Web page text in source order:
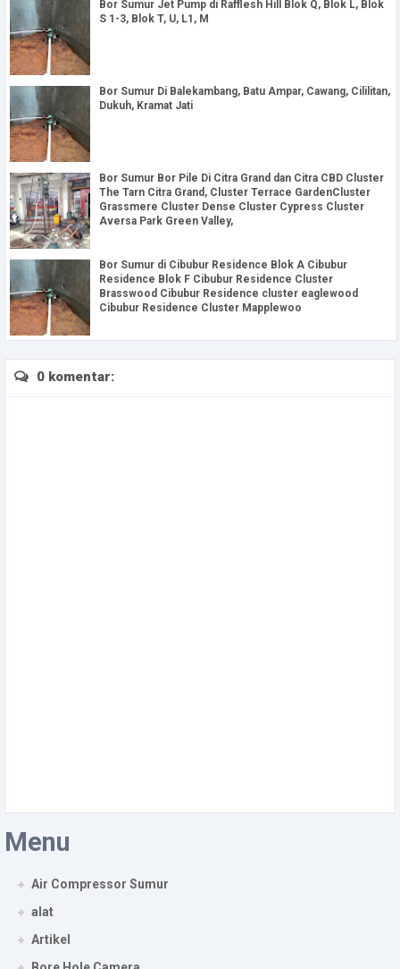
Bor Sumur Jet Pump di Rafflesh Hill Blok Q, Blok L, Blok
S 1-3, Blok T, U, L1, M
Bor Sumur Di Balekambang, Batu Ampar, Cawang, Cililitan,
Dukuh, Kramat Jati
Bor Sumur Bor Pile Di Citra Grand dan Citra CBD Cluster
The Tarn Citra Grand, Cluster Terrace GardenCluster
Grassmere Cluster Dense Cluster Cypress Cluster
Aversa Park Green Valley,
Bor Sumur di Cibubur Residence Blok A Cibubur
Residence Blok F Cibubur Residence Cluster
Brasswood Cibubur Residence cluster eaglewood
Cibubur Residence Cluster Mapplewoo
0 komentar:
Menu
Air Compressor Sumur
alat
Artikel